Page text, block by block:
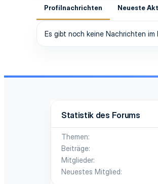
Profilnachrichten Neueste
Es gibt noch keine Nachrichten im
Statistik des Forums
Themen
Beiträge
Mitglieder
Neuestes Mitglied